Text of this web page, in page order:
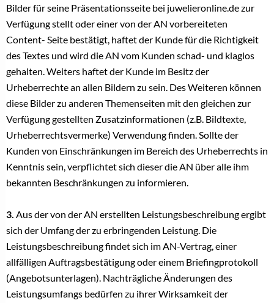
Bilder für seine Präsentationsseite bei juwelieronline.de zur
Verfügung stellt oder einer von der AN vorbereiteten
Content- Seite bestätigt, haftet der Kunde für die Richtigkeit
des Textes und wird die AN vom Kunden schad- und klaglos
gehalten. Weiters haftet der Kunde im Besitz der
Urheberrechte an allen Bildern zu sein. Des Weiteren können
diese Bilder zu anderen Themenseiten mit den gleichen zur
Verfügung gestellten Zusatzinformationen (z.B. Bildtexte,
Urheberrechtsvermerke) Verwendung finden. Sollte der
Kunden von Einschränkungen im Bereich des Urheberrechts in
Kenntnis sein, verpflichtet sich dieser die AN über alle ihm
bekannten Beschränkungen zu informieren.
3. Aus der von der AN erstellten Leistungsbeschreibung ergibt
sich der Umfang der zu erbringenden Leistung. Die
Leistungsbeschreibung findet sich im AN-Vertrag, einer
allfälligen Auftragsbestätigung oder einem Briefingprotokoll
(Angebotsunterlagen). Nachträgliche Änderungen des
Leistungsumfangs bedürfen zu ihrer Wirksamkeit der